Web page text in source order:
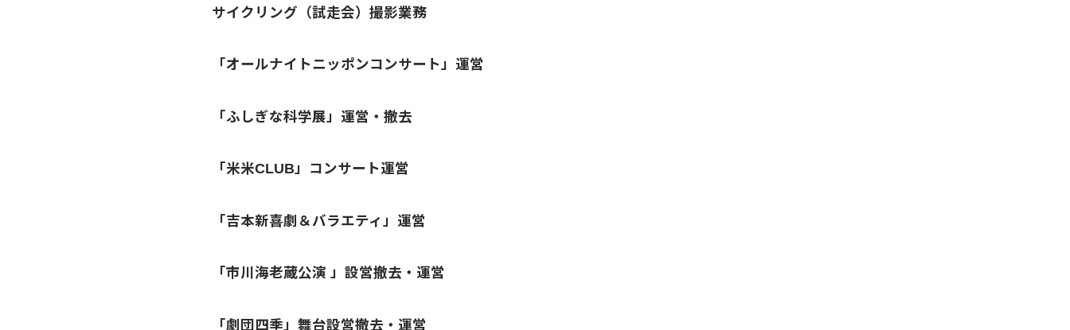
サイクリング（試走会）撮影業務
「オールナイトニッポンコンサート」運営
「ふしぎな科学展」運営・撤去
「米米CLUB」コンサート運営
「吉本新喜劇＆バラエティ」運営
「市川海老蔵公演 」設営撤去・運営
「劇団四季」舞台設営撤去・運営